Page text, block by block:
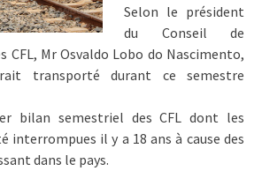
Selon le président
du Conseil de
CFL, Mr Osvaldo Lobo do Nascimento,
transporté durant ce semestre
bilan semestriel des CFL dont les
interrompues il y a 18 ans à cause des
dans le pays.